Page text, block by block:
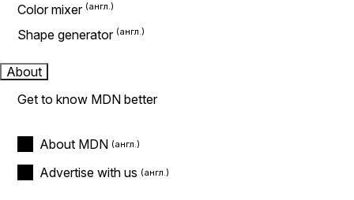
Color mixer
Shape generator
About
Get to know MDN better
About MDN
Advertise with us